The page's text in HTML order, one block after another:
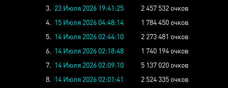
3. 23 Июля 2026 19:41:25
2 457 532 очков
4. 15 Июля 2026 04:48:14
1 784 450 очков
5. 14 Июля 2026 02:44:10
2 273 481 очков
6. 14 Июля 2026 02:18:48
1 740 194 очков
7. 14 Июля 2026 02:09:10
5 137 020 очков
8. 14 Июля 2026 02:01:41
2 524 335 очков